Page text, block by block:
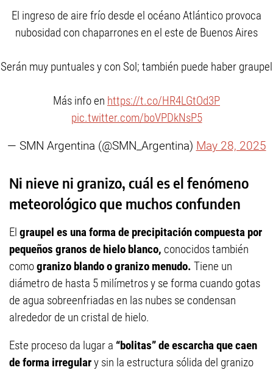
El ingreso de aire frío desde el océano Atlántico provoca
nubosidad con chaparrones en el este de Buenos Aires
Serán muy puntuales y con Sol; también puede haber graupel
Más info en https://t.co/HR4LGtOd3P
pic.twitter.com/boVPDkNsP5
— SMN Argentina (@SMN_Argentina) May 28, 2025
Ni nieve ni granizo, cuál es el fenómeno
meteorológico que muchos confunden
El graupel es una forma de precipitación compuesta por
pequeños granos de hielo blanco, conocidos también
comogranizo blando o granizo menudo. Tiene un
diámetro de hasta 5 milímetros y se forma cuando gotas
de agua sobreenfriadas en las nubes se condensan
alrededor de un cristal de hielo.
Este proceso da lugar a “bolitas” de escarcha que caen
de forma irregulary sin la estructura sólida del granizo